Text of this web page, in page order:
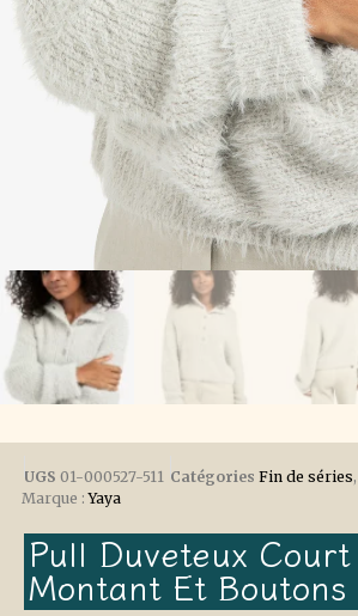
UGS 01-000527-511 Catégories Fin de séries,
Marque :Yaya
Pull Duveteux
Montant Et Boutons